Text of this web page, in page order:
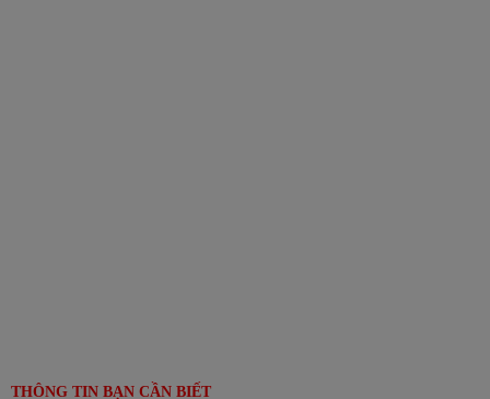
THÔNG TIN BẠN CẦN BIẾT